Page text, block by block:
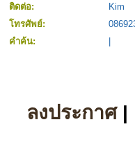
ติดต่อ:
Kim
โทรศัพย์:
คำค้น:
ลงประกาศ|